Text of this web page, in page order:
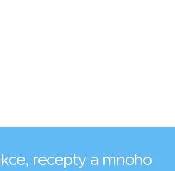
recepty a mnoho